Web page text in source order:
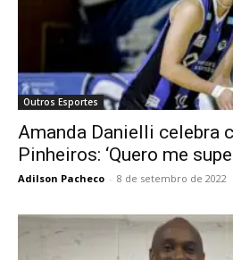
Outros Esportes
Amanda Danielli celebra
Pinheiros: ‘Quero me
Adilson Pacheco - 8 de setembro de 2022